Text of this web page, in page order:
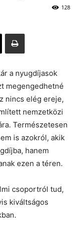
128
a nyugdíjasok
megengedhetné
nincs elég ereje,
nemzetközi
Természetesen
is azokról, akik
hanem
ezen a téren.
csoportról tud,
kiváltságos